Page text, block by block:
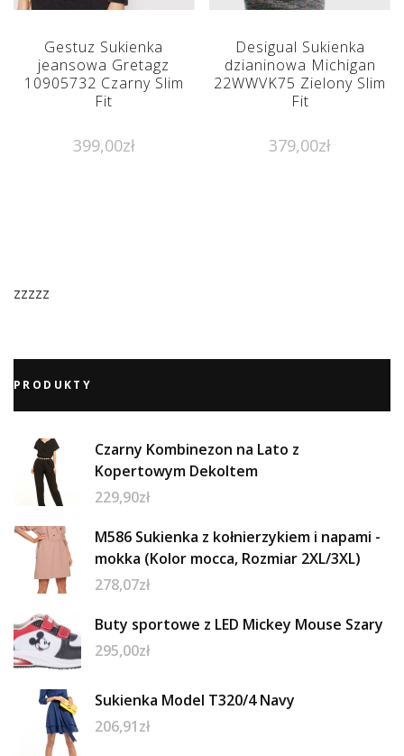
Gestuz Sukienka
jeansowa Gretagz
10905732 Czarny Slim
Fit
399,00zł
Desigual Sukienka
dzianinowa Michigan
22WWVK75 Zielony Slim
Fit
379,00zł
zzzzz
PRODUKTY
Czarny Kombinezon na Lato z
Kopertowym Dekoltem
229,90zł
M586 Sukienka z kołnierzykiem i napami -
mokka (Kolor mocca, Rozmiar 2XL/3XL)
278,07zł
Buty sportowe z LED Mickey Mouse Szary
295,00zł
Sukienka Model T320/4 Navy
206,91zł